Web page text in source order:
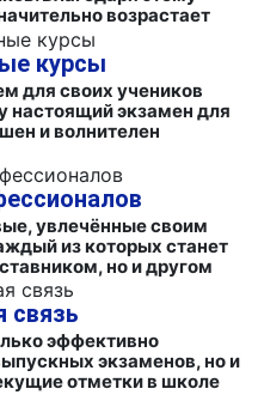
возрастает
курсы
для своих учеников
настоящий экзамен для
и волнителен
увлечённые своим
из которых станет
но и другом
связь
эффективно
экзаменов, но и
отметки в школе